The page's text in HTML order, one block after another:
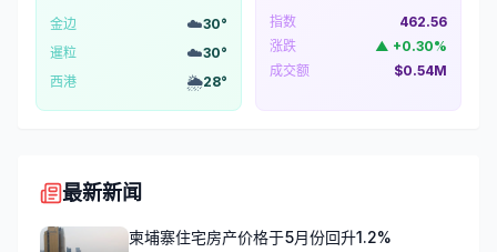
金边 ☁️30°
暹粒
☁️30°
西港
🌦️28°
指数
462.56
涨跌
▲ +0.30%
成交额
$0.54M
最新新闻
柬埔寨住宅房产价格于5月份回升1.2%